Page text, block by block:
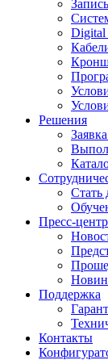
Digital
Решения
Стать
Пресс-центр
Поддержка
Контакты